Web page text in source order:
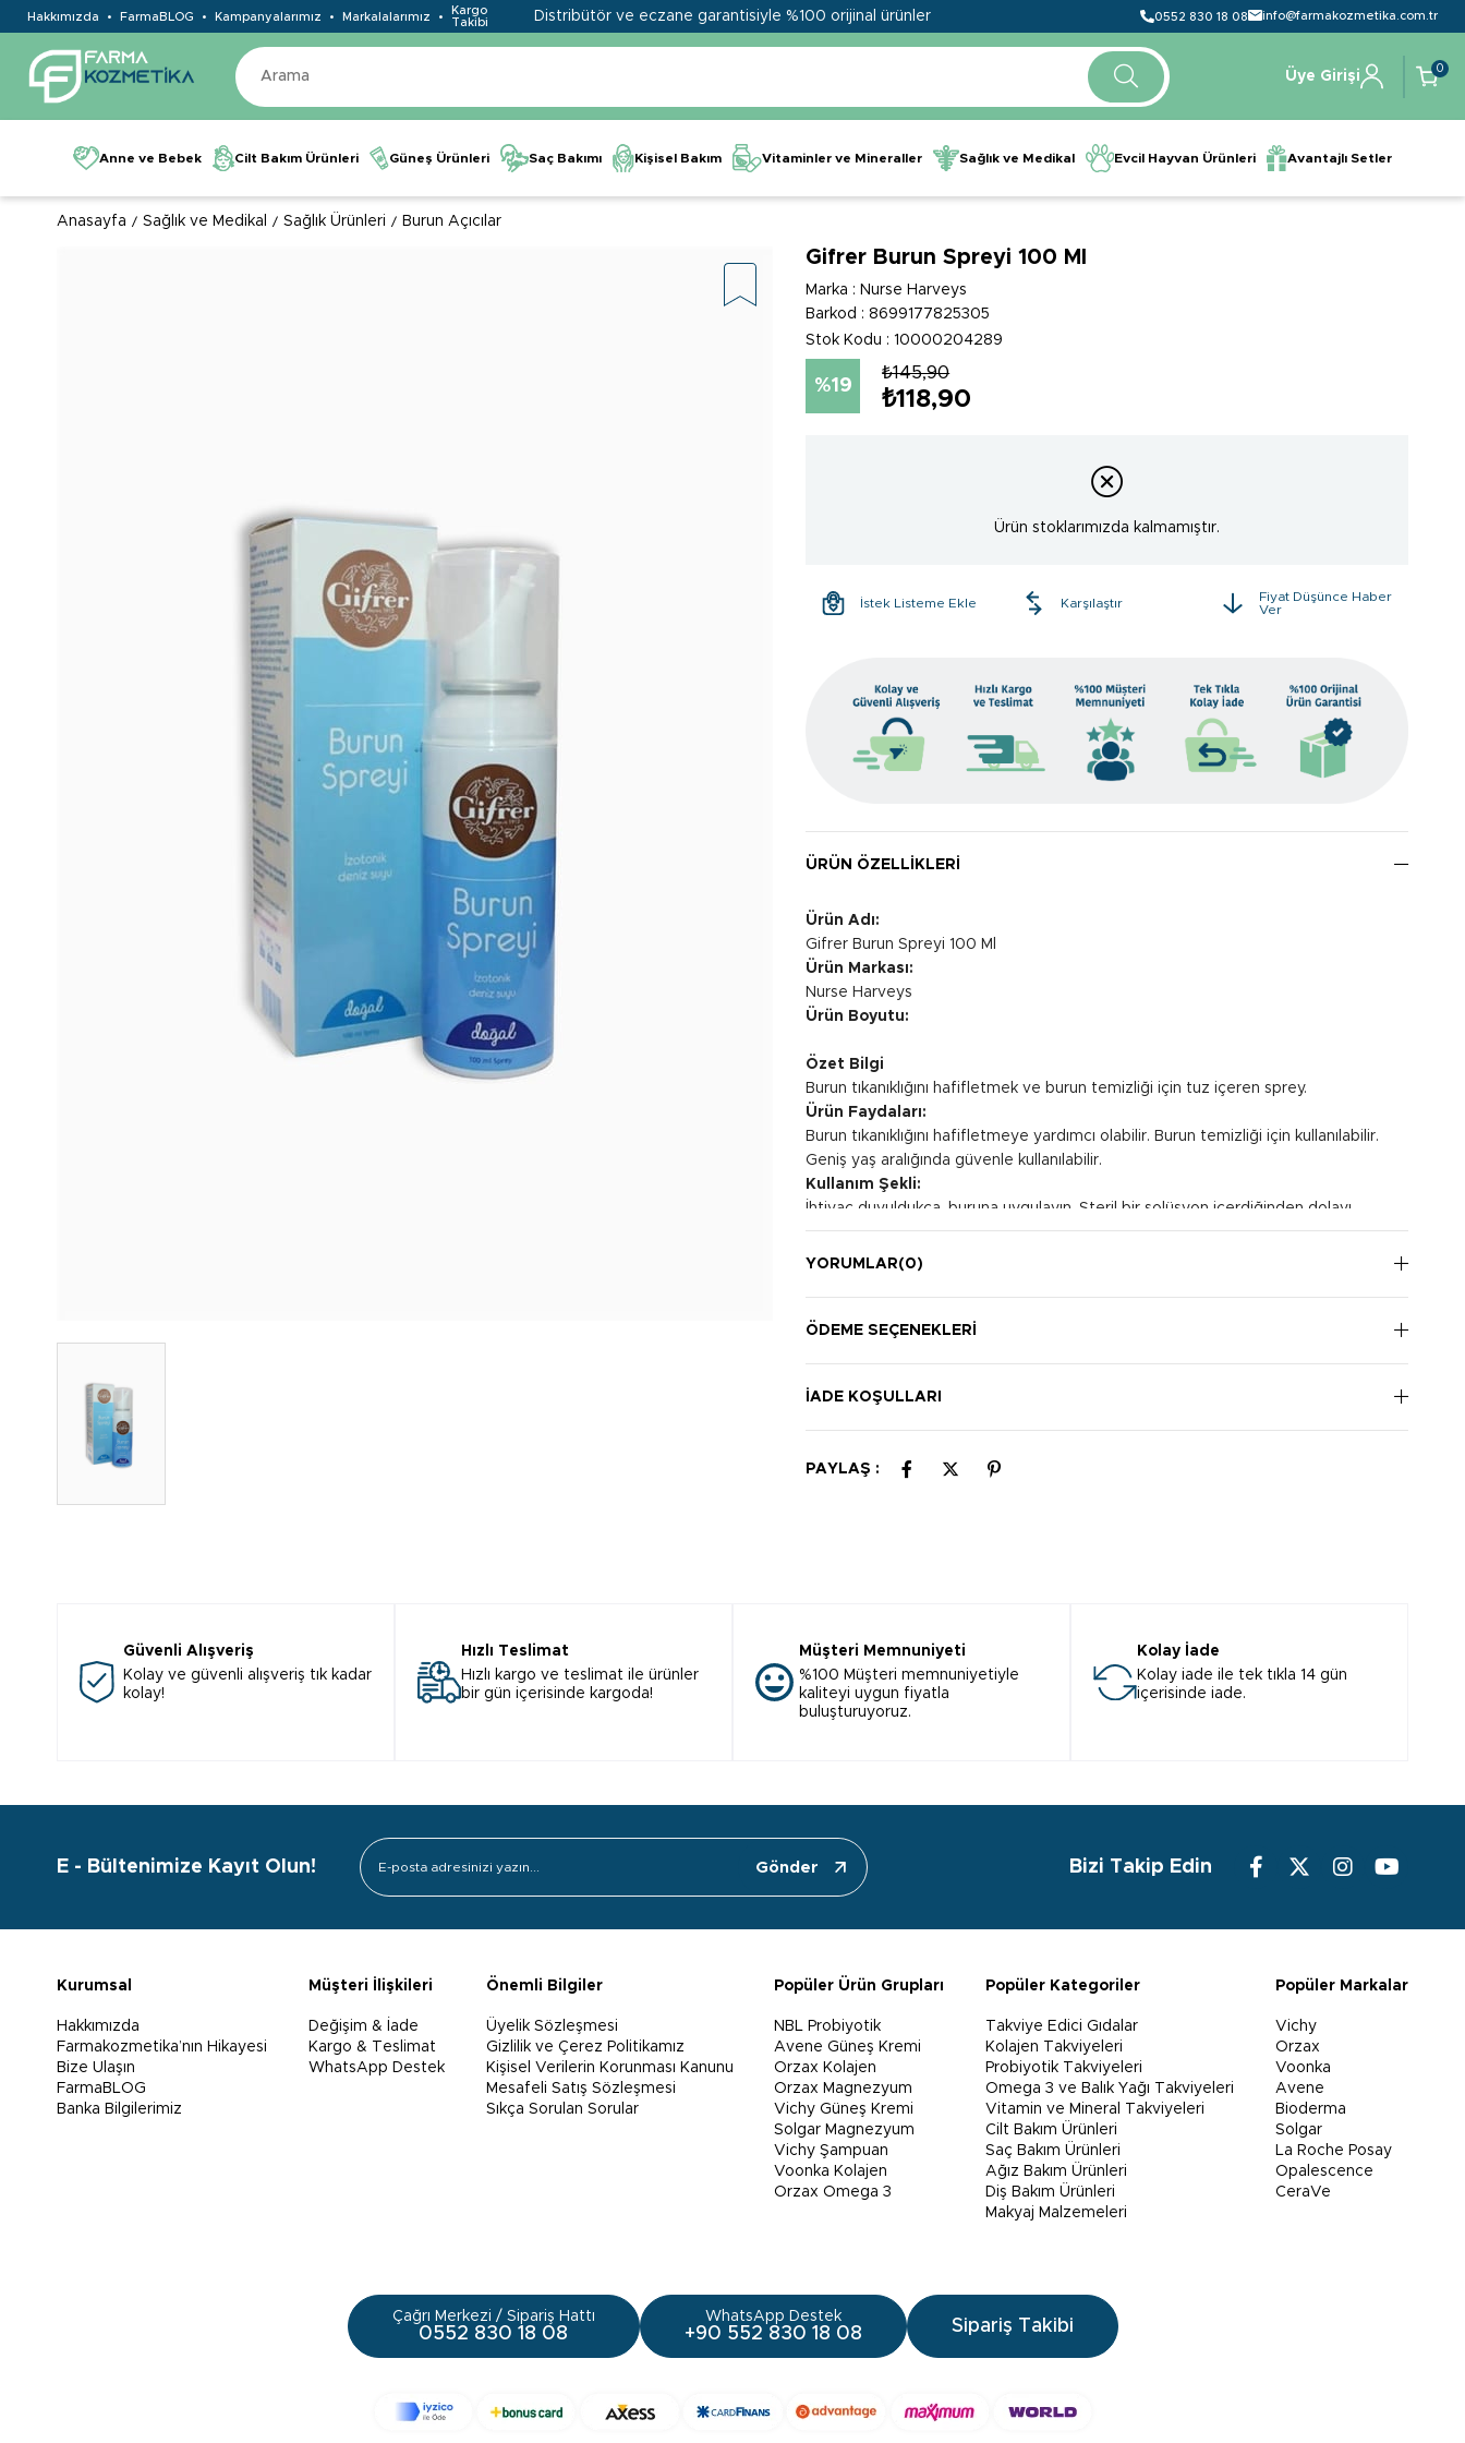
Hakkımızda FarmaBLOG Kampanyalarımız Markalalarımız
Kargo
Takibi
Distribütör ve eczane garantisiyle %100 orijinal ürünler 0552 830 18 08 info@farmakozmetika.com.tr
Üye Girişi
0
Anne ve Bebek Cilt Bakım Ürünleri Güneş Ürünleri Saç Bakımı Kişisel Bakım Vitaminler ve Mineraller Sağlık ve Medikal Evcil Hayvan Ürünleri Avantajlı Setler
Anasayfa Sağlık ve Medikal Sağlık Ürünleri Burun Açıcılar
Gifrer Burun Spreyi 100 Ml
Marka : Nurse Harveys
Barkod : 8699177825305
Stok Kodu
10000204289
19
₺145,90
₺118,90
Ürün stoklarımızda kalmamıştır.
İstek Listeme Ekle Karşılaştır
Fiyat Düşünce Haber
Ver
ÜRÜN ÖZELLIKLERI
Ürün Adı:
Gifrer Burun Spreyi 100 Ml
Ürün Markası:
Nurse Harveys
Ürün Boyutu:
Özet Bilgi
Burun tıkanıklığını hafifletmek ve burun temizliği için tuz içeren sprey.
Ürün Faydaları:
Burun tıkanıklığını hafifletmeye yardımcı olabilir. Burun temizliği için kullanılabilir.
Geniş yaş aralığında güvenle kullanılabilir.
Kullanım Şekli:
İhtiyaç duyuldukça, buruna uygulayın. Steril bir solüsyon içerdiğinden dolayı
kullanmadan önce ürünün etiketinde belirtilen talimatları dikkatlice okuyun.
YORUMLAR(0)
ÖDEME SEÇENEKLERI
İADE KOŞULLARI
PAYLAŞ :
Güvenli Alışveriş
Kolay ve güvenli alışveriş tık kadar
kolay!
Hızlı Teslimat
Hızlı kargo ve teslimat ile ürünler
bir gün içerisinde kargoda!
Müşteri Memnuniyeti
%100 Müşteri memnuniyetiyle
kaliteyi uygun fiyatla
buluşturuyoruz.
Kolay İade
Kolay iade ile tek tıkla 14 gün
içerisinde iade.
E - Bültenimize Kayıt Olun! Gönder Bizi Takip Edin
Kurumsal
Hakkımızda
Farmakozmetika’nın Hikayesi
Bize Ulaşın
FarmaBLOG
Banka Bilgilerimiz
Müşteri İlişkileri
Değişim & İade
Kargo & Teslimat
WhatsApp Destek
Önemli Bilgiler
Üyelik Sözleşmesi
Gizlilik ve Çerez Politikamız
Kişisel Verilerin Korunması Kanunu
Mesafeli Satış Sözleşmesi
Sıkça Sorulan Sorular
Popüler Ürün Grupları
NBL Probiyotik
Avene Güneş Kremi
Orzax Kolajen
Orzax Magnezyum
Vichy Güneş Kremi
Solgar Magnezyum
Vichy Şampuan
Voonka Kolajen
Orzax Omega 3
Popüler Kategoriler
Takviye Edici Gıdalar
Kolajen Takviyeleri
Probiyotik Takviyeleri
Omega 3 ve Balık Yağı Takviyeleri
Vitamin ve Mineral Takviyeleri
Cilt Bakım Ürünleri
Saç Bakım Ürünleri
Ağız Bakım Ürünleri
Diş Bakım Ürünleri
Makyaj Malzemeleri
Popüler Markalar
Vichy
Orzax
Voonka
Avene
Bioderma
Solgar
La Roche Posay
Opalescence
CeraVe
Çağrı Merkezi / Sipariş Hattı
0552 830 18 08
WhatsApp Destek
+90 552 830 18 08 Sipariş Takibi